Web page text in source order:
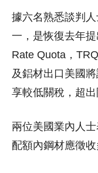
據六名熟悉談判
一，是恢復去年
Rate Quota，
及鋁材出口美國
享較低關稅，超出
兩位美國業內人
配額內鋼材應徵收